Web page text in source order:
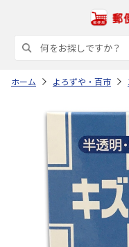
ホーム よろずや・百市